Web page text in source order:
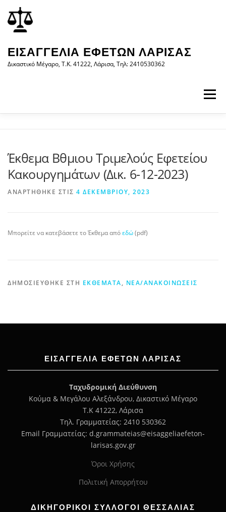
περιεχόμενο
στο
περιεχόμενο
ΕΙΣΑΓΓΕΛΊΑ ΕΦΕΤΏΝ ΛΆΡΙΣΑΣ
Δικαστικό Μέγαρο, Τ.Κ. 41222, Λάρισα, Τηλ: 2410530362
Μενού
ΝΈΑ/ΑΝΑΚΟΙΝΏΣΕΙΣ ΈΝΤΥΠΑ
Έκθεμα Βθμιου Τριμελούς Εφετείου
Κακουργημάτων (Δικ. 6-12-2023)
ΑΝΑΡΤΉΘΗΚΕ ΣΤΙΣ 4 ΔΕΚΕΜΒΡΊΟΥ, 2023
Μπορείτε να κατεβάσετε το Έκθεμα απόεδώ(pdf)
ΔΗΜΟΣΙΕΎΘΗΚΕ ΣΤΗ ΕΚΘΈΜΑΤΑ, ΝΈΑ/ΑΝΑΚΟΙΝΏΣΕΙΣ
ΕΙΣΑΓΓΕΛΊΑ ΕΦΕΤΏΝ ΛΆΡΙΣΑΣ
Ταχυδρομική Διεύθυνση
Κούμα & Μεγάλου Αλεξάνδρου, Δικαστικό Μέγαρο
Τ.Κ 41222, Λάρισα
Τηλ. Γραμματείας: 2410 530362
Email Γραμματείας: d.grammateias@eisaggeliaefeton-
larisas.gov.gr
Όροι Χρήσης
Πολιτική Απορρήτου
ΔΙΚΗΓΟΡΙΚΟΙ ΣΥΛΛΟΓΟΙ ΘΕΣΣΑΛΙΑΣ